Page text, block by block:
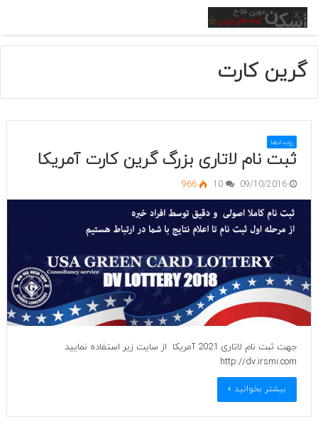
منو
گرین کارت
رویدادها
ثبت نام لاتاری بزرگ گرین کارت آمریکا
09/10/2016
10
966
جهت ثبت نام لاتاری 2021 آمریکا از سایت زیر استفاده نمایید
http://dv.irsmi.com
بیشتر بخوانید »